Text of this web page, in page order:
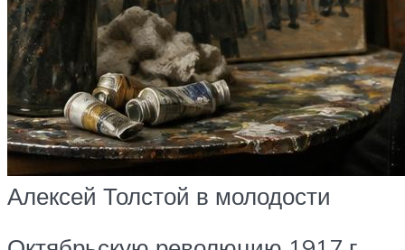
Алексей Толстой в молодости